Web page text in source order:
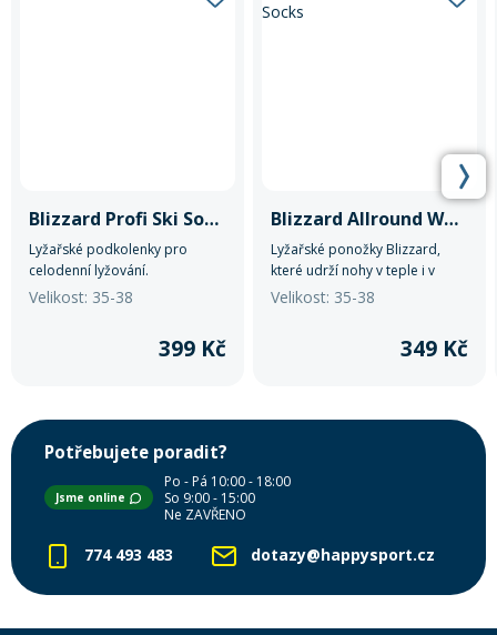
Blizzard Profi Ski Socks
Lyžařské podkolenky pro
celodenní lyžování.
Velikost: 35-38
399 Kč
Blizzard Allround Wool Ski Socks
Lyžařské ponožky Blizzard,
které udrží nohy v teple i v
mrazivých dnech se speciální
Velikost: 35-38
349 Kč
Potřebujete poradit?
Jsme online
Po - Pá 10:00 - 18:00
So 9:00 - 15:00
Ne ZAVŘENO
774 493 483 dotazy@happysport.cz